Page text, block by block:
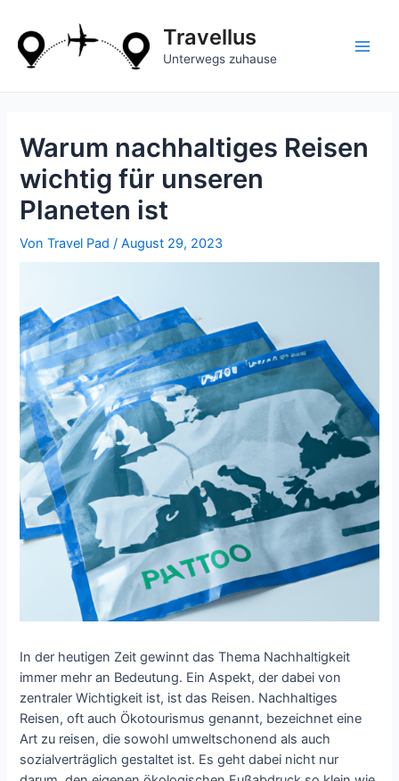
Inhalt
springen
Travellus
Unterwegs zuhause
Warum nachhaltiges Reisen
wichtig für unseren
Planeten ist
VonTravel Pad/August 29, 2023
In der heutigen Zeit gewinnt das Thema Nachhaltigkeit
immer mehr an Bedeutung. Ein Aspekt, der dabei von
zentraler Wichtigkeit ist, ist das Reisen. Nachhaltiges
Reisen, oft auch Ökotourismus genannt, bezeichnet eine
Art zu reisen, die sowohl umweltschonend als auch
sozialverträglich gestaltet ist. Es geht dabei nicht nur